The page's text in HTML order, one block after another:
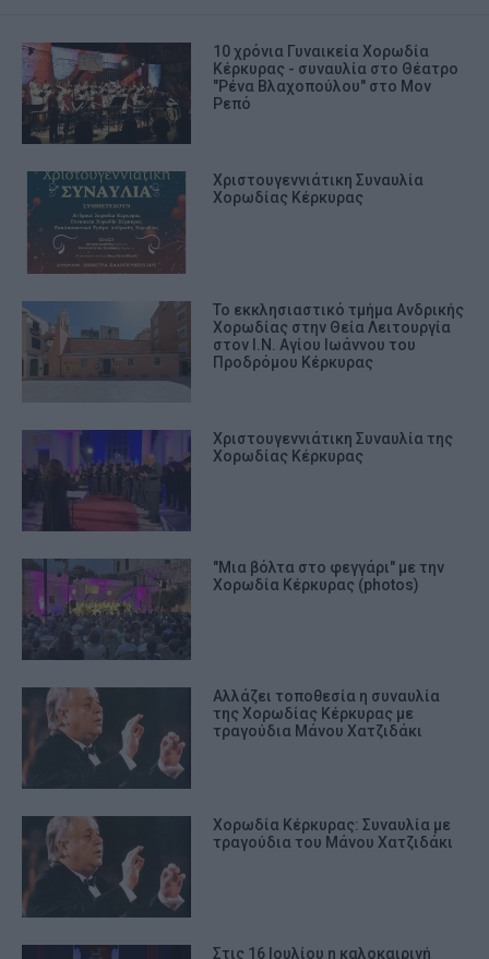
10 χρόνια Γυναικεία Χορωδία
Κέρκυρας - συναυλία στο Θέατρο
"Ρένα Βλαχοπούλου" στο Μον
Ρεπό
Χριστουγεννιάτικη Συναυλία
Χορωδίας Κέρκυρας
Το εκκλησιαστικό τμήμα Ανδρικής
Χορωδίας στην Θεία Λειτουργία
στον Ι.Ν. Αγίου Ιωάννου του
Προδρόμου Κέρκυρας
Χριστουγεννιάτικη Συναυλία της
Χορωδίας Κέρκυρας
"Μια βόλτα στο φεγγάρι" με την
Χορωδία Κέρκυρας (photos)
Αλλάζει τοποθεσία η συναυλία
της Χορωδίας Κέρκυρας με
τραγούδια Μάνου Χατζιδάκι
Χορωδία Κέρκυρας: Συναυλία με
τραγούδια του Μάνου Χατζιδάκι
Στις 16 Ιουλίου η καλοκαιρινή